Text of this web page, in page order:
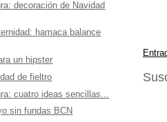
decoración de Navidad
hamaca balance
un hipster
de fieltro
cuatro ideas sencillas...
sin fundas BCN